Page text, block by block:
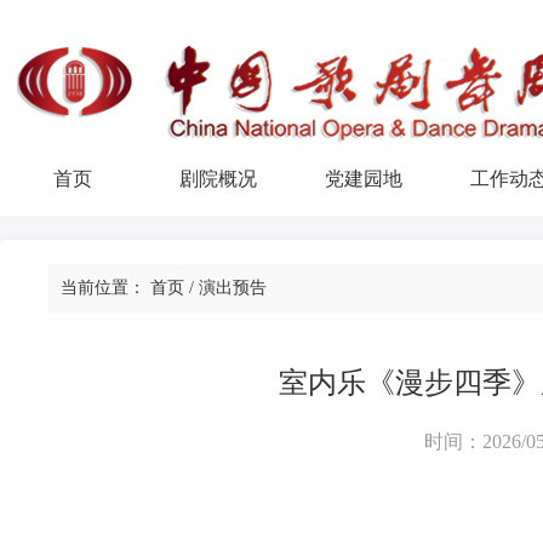
首页 剧院概况 党建园地 工作动
当前位置： 首页 / 演出预告
室内乐《漫步四季
时间：2026/